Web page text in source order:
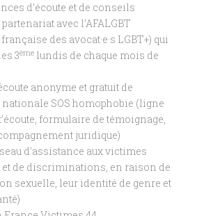
d’écoute et de conseils
avec l’AFALGBT
des avocat·e·s LGBT+) qui
3ème lundis de chaque mois de
anonyme et gratuit de
SOS homophobie (ligne
formulaire de témoignage,
juridique)
d'assistance aux victimes
et de discriminations, en raison de
sexuelle, leur identité de genre et